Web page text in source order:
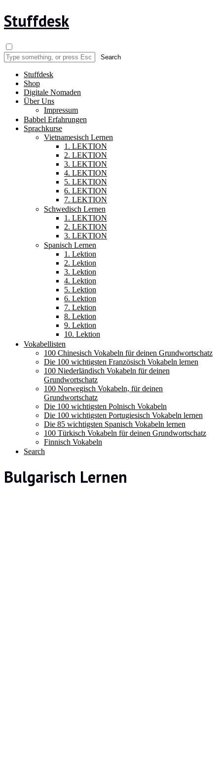
Stuffdesk
Stuffdesk
Shop
Digitale Nomaden
Über Uns
Impressum
Babbel Erfahrungen
Sprachkurse
Vietnamesisch Lernen
1. LEKTION
2. LEKTION
3. LEKTION
4. LEKTION
5. LEKTION
6. LEKTION
7. LEKTION
Schwedisch Lernen
1. LEKTION
2. LEKTION
3. LEKTION
Spanisch Lernen
1. Lektion
2. Lektion
3. Lektion
4. Lektion
5. Lektion
6. Lektion
7. Lektion
8. Lektion
9. Lektion
10. Lektion
Vokabellisten
100 Chinesisch Vokabeln für deinen Grundwortschatz
Die 100 wichtigsten Französisch Vokabeln lernen
100 Niederländisch Vokabeln für deinen
Grundwortschatz
100 Norwegisch Vokabeln, für deinen
Grundwortschatz
Die 100 wichtigsten Polnisch Vokabeln
Die 100 wichtigsten Portugiesisch Vokabeln lernen
Die 85 wichtigsten Spanisch Vokabeln lernen
100 Türkisch Vokabeln für deinen Grundwortschatz
Finnisch Vokabeln
Search
Bulgarisch Lernen